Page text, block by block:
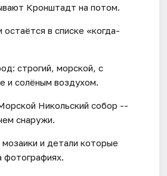
Кронштадт на потом.
в списке «когда-
строгий, морской, с
и солёным воздухом.
Никольский собор --
снаружи.
и детали которые
фотографиях.